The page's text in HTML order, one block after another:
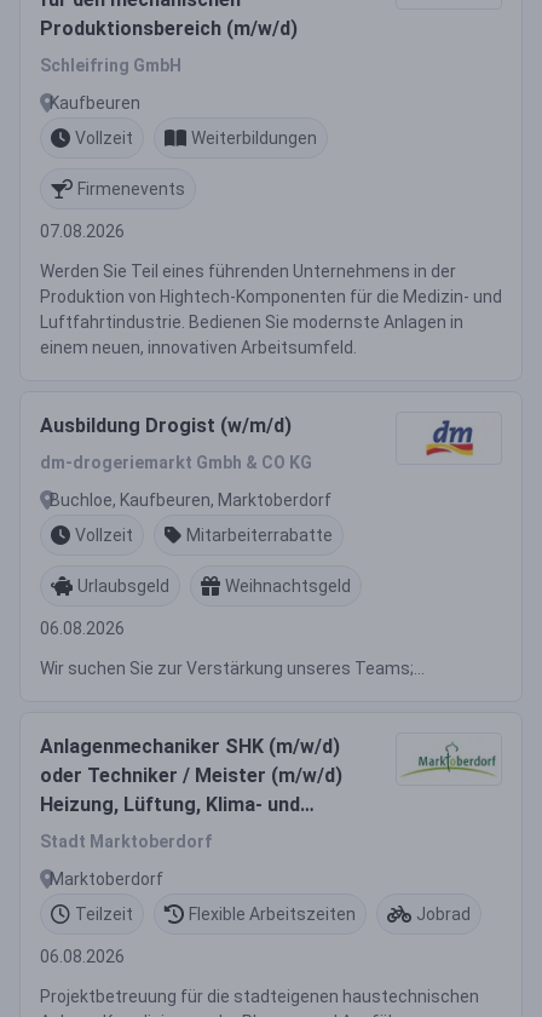
Produktionsbereich (m/w/d)
Schleifring GmbH
Kaufbeuren
Vollzeit
Weiterbildungen
Firmenevents
07.08.2026
Werden Sie Teil eines führenden Unternehmens in der
Produktion von Hightech-Komponenten für die Medizin- und
Luftfahrtindustrie. Bedienen Sie modernste Anlagen in
einem neuen, innovativen Arbeitsumfeld.
Ausbildung Drogist (w/m/d)
dm-drogeriemarkt Gmbh & CO KG
Buchloe, Kaufbeuren, Marktoberdorf
Vollzeit
Mitarbeiterrabatte
Urlaubsgeld Weihnachtsgeld
06.08.2026
Wir suchen Sie zur Verstärkung unseres Teams;...
Anlagenmechaniker SHK (m/w/d)
oder Techniker / Meister (m/w/d)
Heizung, Lüftung, Klima- und
Sanitärtechnik
Stadt Marktoberdorf
Marktoberdorf
Teilzeit
Flexible Arbeitszeiten Jobrad
06.08.2026
Projektbetreuung für die stadteigenen haustechnischen